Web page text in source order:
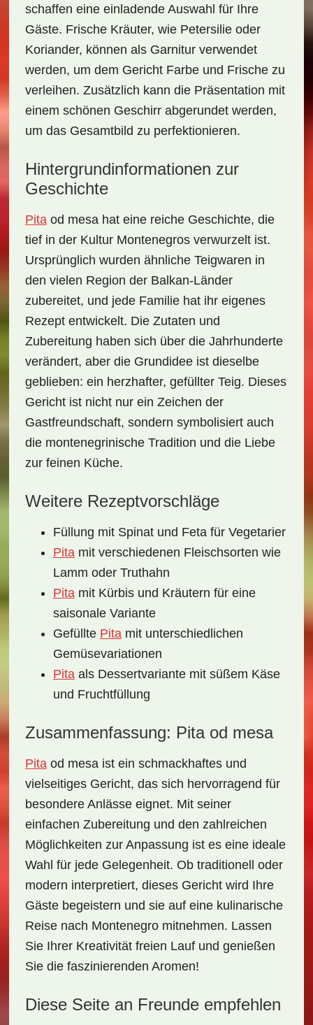
schaffen eine einladende Auswahl für Ihre
Gäste. Frische Kräuter, wie Petersilie oder
Koriander, können als Garnitur verwendet
werden, um dem Gericht Farbe und Frische zu
verleihen. Zusätzlich kann die Präsentation mit
einem schönen Geschirr abgerundet werden,
um das Gesamtbild zu perfektionieren.
Hintergrundinformationen zur
Geschichte
Pitaod mesa hat eine reiche Geschichte, die
tief in der Kultur Montenegros verwurzelt ist.
Ursprünglich wurden ähnliche Teigwaren in
den vielen Region der Balkan-Länder
zubereitet, und jede Familie hat ihr eigenes
Rezept entwickelt. Die Zutaten und
Zubereitung haben sich über die Jahrhunderte
verändert, aber die Grundidee ist dieselbe
geblieben: ein herzhafter, gefüllter Teig. Dieses
Gericht ist nicht nur ein Zeichen der
Gastfreundschaft, sondern symbolisiert auch
die montenegrinische Tradition und die Liebe
zur feinen Küche.
Weitere Rezeptvorschläge
Füllung mit Spinat und Feta für Vegetarier
Pitamit verschiedenen Fleischsorten wie
Lamm oder Truthahn
Pitamit Kürbis und Kräutern für eine
saisonale Variante
Gefüllte Pitamit unterschiedlichen
Gemüsevariationen
Pitaals Dessertvariante mit süßem Käse
und Fruchtfüllung
Zusammenfassung: Pita od mesa
Pitaod mesa ist ein schmackhaftesund
vielseitiges Gericht, das sich hervorragend für
besondere Anlässe eignet. Mit seiner
einfachen Zubereitung und den zahlreichen
Möglichkeiten zur Anpassung ist es eine ideale
Wahl für jede Gelegenheit. Ob traditionell oder
modern interpretiert, dieses Gericht wird Ihre
Gäste begeistern und sie auf eine kulinarische
Reise nach Montenegro mitnehmen. Lassen
Sie Ihrer Kreativität freien Lauf und genießen
Sie die faszinierenden Aromen!
Diese Seite an Freunde empfehlen